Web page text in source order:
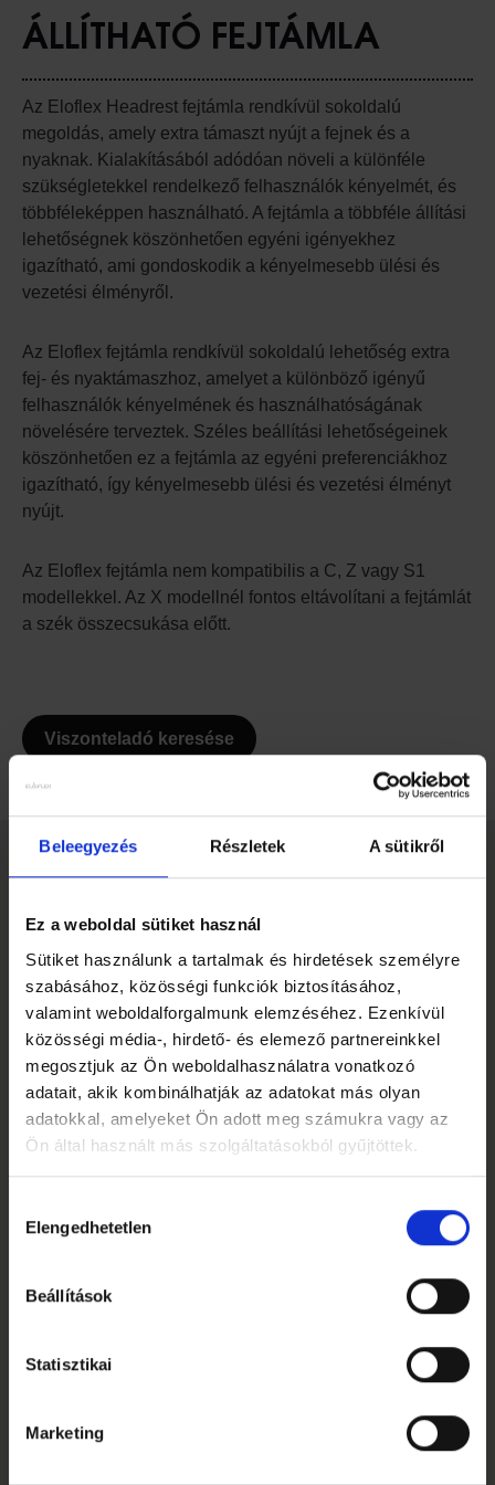
Beleegyezés Részletek A sütikről
Ez a weboldal sütiket használ
Sütiket használunk a tartalmak és hirdetések személyre
szabásához, közösségi funkciók biztosításához,
valamint weboldalforgalmunk elemzéséhez. Ezenkívül
közösségi média-, hirdető- és elemező partnereinkkel
megosztjuk az Ön weboldalhasználatra vonatkozó
adatait, akik kombinálhatják az adatokat más olyan
adatokkal, amelyeket Ön adott meg számukra vagy az
Ön által használt más szolgáltatásokból gyűjtöttek.
kiválasztása
Elengedhetetlen
Beállítások
Statisztikai
Marketing
ÁLLÍTHATÓ FEJTÁMLA
Az Eloflex Headrest fejtámla rendkívül sokoldalú
megoldás, amely extra támaszt nyújt a fejnek és a
nyaknak. Kialakításából adódóan növeli a különféle
szükségletekkel rendelkező felhasználók kényelmét, és
többféleképpen használható. A fejtámla a többféle állítási
lehetőségnek köszönhetően egyéni igényekhez
igazítható, ami gondoskodik a kényelmesebb ülési és
vezetési élményről.
Az Eloflex fejtámla rendkívül sokoldalú lehetőség extra
fej- és nyaktámaszhoz, amelyet a különböző igényű
felhasználók kényelmének és használhatóságának
növelésére terveztek. Széles beállítási lehetőségeinek
köszönhetően ez a fejtámla az egyéni preferenciákhoz
igazítható, így kényelmesebb ülési és vezetési élményt
nyújt.
Az Eloflex fejtámla nem kompatibilis a C, Z vagy S1
modellekkel. Az X modellnél fontos eltávolítani a fejtámlát
a szék összecsukása előtt.
Viszonteladó keresése
EGYÉB KIEGÉSZÍTŐK
PRÉMIUM PÁRNA – EASE ONE